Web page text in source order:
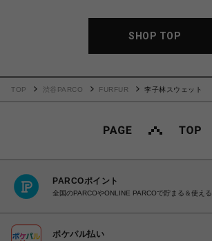
SHOP TOP
TOP 渋谷PARCO FURFUR 李子林スウェット
PARCOポイント
全国のPARCOやONLINE PARCOで貯まる＆使える
ポケパル払い